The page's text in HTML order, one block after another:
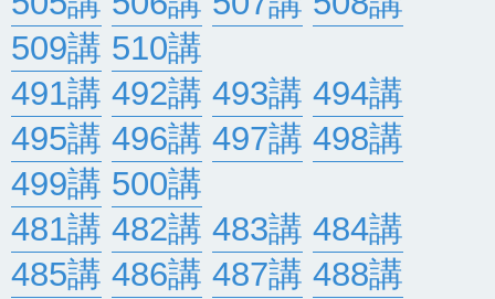
509講 510講
491講 492講 493講 494講
495講 496講 497講 498講
499講 500講
481講 482講 483講 484講
485講 486講 487講 488講